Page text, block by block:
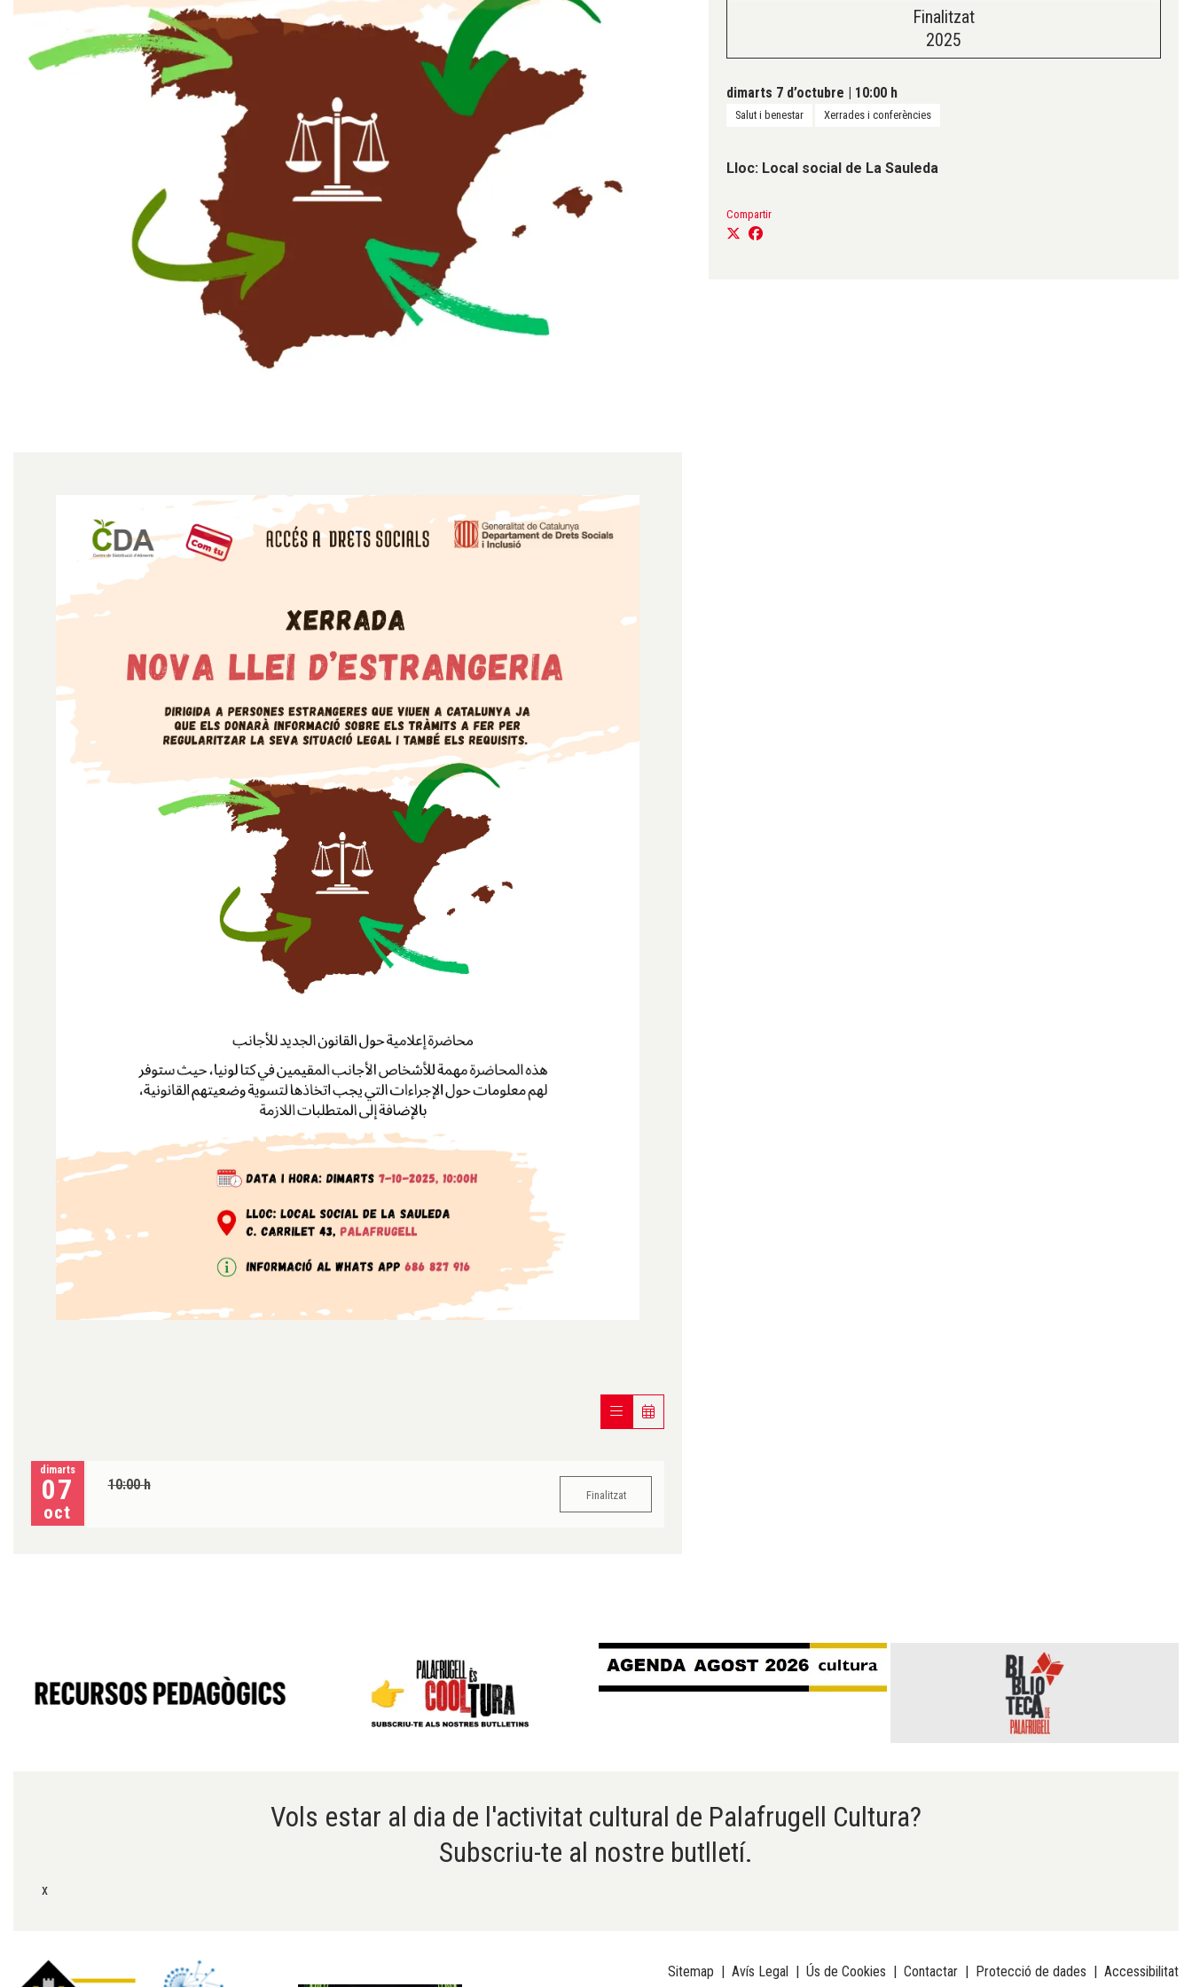
Finalitzat
2025
dimarts 7 d’octubre | 10:00 h
Salut i benestar Xerrades i conferències
Lloc: Local social de La Sauleda
Compartir
dimarts
07
oct
10:00 h
Finalitzat
Vols estar al dia de l'activitat cultural de Palafrugell Cultura?
Subscriu-te al nostre butlletí.
x
Sitemap Avís Legal Ús de Cookies Contactar Protecció de dades Accessibilitat